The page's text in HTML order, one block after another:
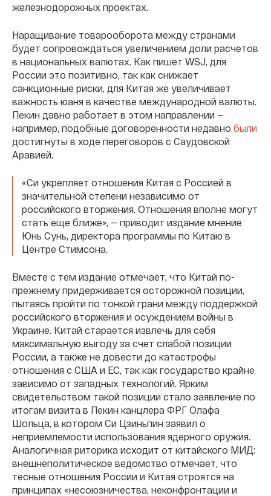
железнодорожных проектах.
Наращивание товарооборота между странами
будет сопровождаться увеличением доли расчетов
в национальных валютах. Как пишет WSJ, для
России это позитивно, так как снижает
санкционные риски, для Китая же увеличивает
важность юаня в качестве международной валюты.
Пекин давно работает в этом направлении —
например, подобные договоренности недавно были
достигнуты в ходе переговоров с Саудовской
Аравией.
«Си укрепляет отношения Китая с Россией в
значительной степени независимо от
российского вторжения. Отношения вполне могут
стать еще ближе», — приводит издание мнение
Юнь Сунь, директора программы по Китаю в
Центре Стимсона.
Вместе с тем издание отмечает, что Китай по-
прежнему придерживается осторожной позиции,
пытаясь пройти по тонкой грани между поддержкой
российского вторжения и осуждением войны в
Украине. Китай старается извлечь для себя
максимальную выгоду за счет слабой позиции
России, а также не довести до катастрофы
отношения с США и ЕС, так как государство крайне
зависимо от западных технологий. Ярким
свидетельством такой позиции стало заявление по
итогам визита в Пекин канцлера ФРГ Олафа
Шольца, в котором Си Цзиньпин заявил о
неприемлемости использования ядерного оружия.
Аналогичная риторика исходит от китайского МИД:
внешнеполитическое ведомство отмечает, что
тесные отношения России и Китая строятся на
принципах «несоюзничества, неконфронтации и